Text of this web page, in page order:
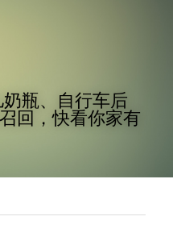
瓶、自行车后
回，快看你家有